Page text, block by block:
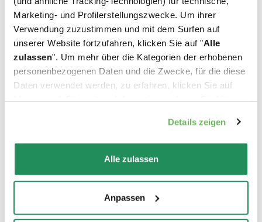
Marketing- und Profilerstellungszwecke. Um ihrer
Verwendung zuzustimmen und mit dem Surfen auf
unserer Website fortzufahren, klicken Sie auf "Alle
zulassen". Um mehr über die Kategorien der erhobenen
personenbezogenen Daten und die Zwecke, für die diese
Daten verwendet werden, zu erfahren, klicken Sie auf
Details zeigen
Alle zulassen
Anpassen
Welches ist Ihr Liebling?
Finden Sie unsere besten Produkte für Ihr
Haustier heraus